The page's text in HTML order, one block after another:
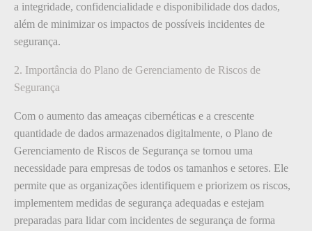
a integridade, confidencialidade e disponibilidade dos dados,
além de minimizar os impactos de possíveis incidentes de
segurança.
2. Importância do Plano de Gerenciamento de Riscos de
Segurança
Com o aumento das ameaças cibernéticas e a crescente
quantidade de dados armazenados digitalmente, o Plano de
Gerenciamento de Riscos de Segurança se tornou uma
necessidade para empresas de todos os tamanhos e setores. Ele
permite que as organizações identifiquem e priorizem os riscos,
implementem medidas de segurança adequadas e estejam
preparadas para lidar com incidentes de segurança de forma